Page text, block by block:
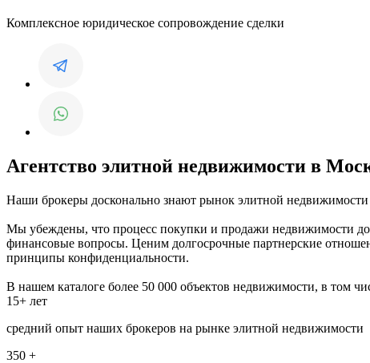
Комплексное юридическое сопровождение сделки
Агентство элитной недвижимости в
Наши брокеры досконально знают рынок элитной
Мы убеждены, что процесс покупки и продажи недвижимости
финансовые вопросы. Ценим долгосрочные партнерские
принципы конфиденциальности.
В нашем каталоге более 50 000 объектов недвижимости, в том
15+ лет
средний опыт наших брокеров на рынке элитной недвижимости
350 +